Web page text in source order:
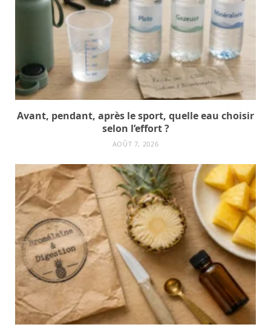
Avant, pendant, après le sport, quelle eau choisir
selon l’effort ?
AOÛT 7, 2026